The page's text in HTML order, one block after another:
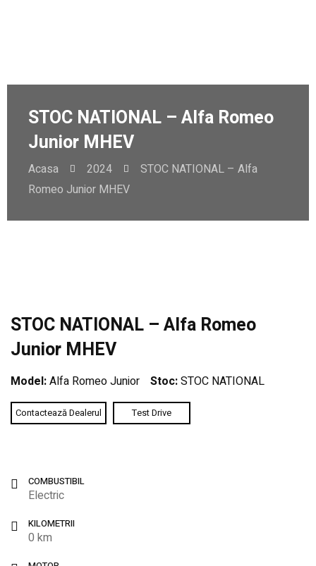
STOC NATIONAL – Alfa Romeo
Junior MHEV
Acasa 2024
STOC NATIONAL – Alfa
Romeo Junior MHEV
STOC NATIONAL – Alfa Romeo
Junior MHEV
Model:Alfa Romeo Junior Stoc:STOC NATIONAL
Contactează Dealerul Test Drive
COMBUSTIBIL
Electric
KILOMETRII
0 km